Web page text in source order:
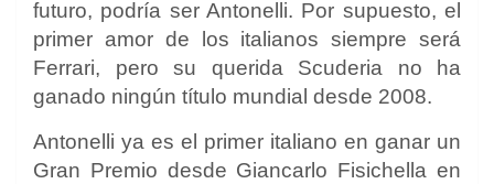
futuro, podría ser Antonelli. Por supuesto, el
primer amor de los italianos siempre será
Ferrari, pero su querida Scuderia no ha
ganado ningún título mundial desde 2008.
Antonelli ya es el primer italiano en ganar un
Gran Premio desde Giancarlo Fisichella en